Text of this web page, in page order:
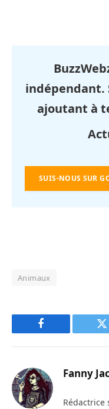
indépendant.
ajoutant à
SUIS-NOUS SUR
Animaux
Facebook
Fanny
Rédactrice